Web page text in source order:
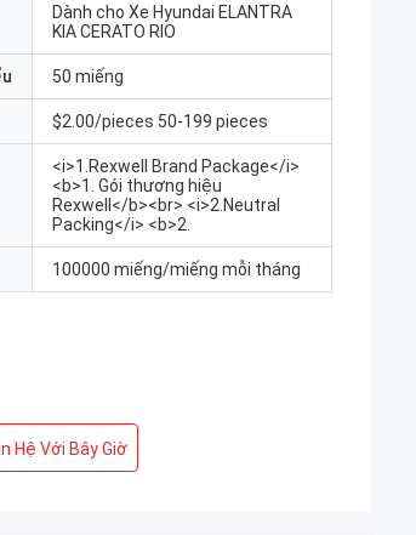
Dành cho Xe Hyundai ELANTRA
KIA CERATO RIO
50 miếng
$2.00/pieces 50-199 pieces
<i>1.Rexwell Brand Package</i>
<b>1. Gói thương hiệu
Rexwell</b><br> <i>2.Neutral
Packing</i> <b>2.
100000 miếng/miếng mỗi tháng
Hệ Với Bây Giờ